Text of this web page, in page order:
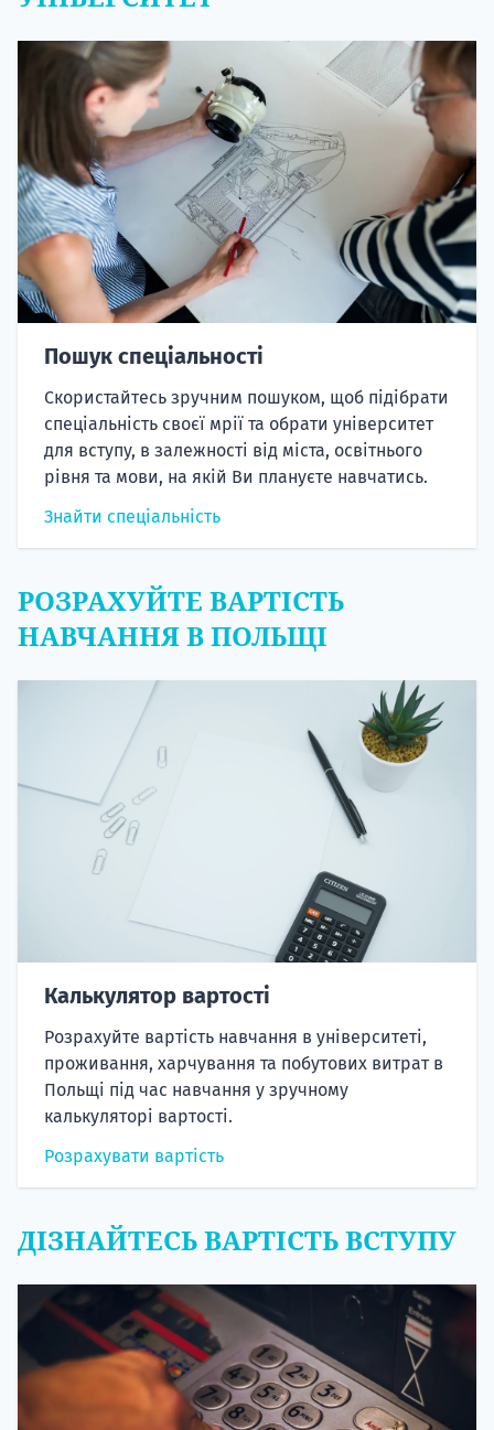
Пошук спеціальності
Скористайтесь зручним пошуком, щоб підібрати
спеціальність своєї мрії та обрати університет
для вступу, в залежності від міста, освітнього
рівня та мови, на якій Ви плануєте навчатись.
Знайти спеціальність
РОЗРАХУЙТЕ ВАРТІСТЬ
НАВЧАННЯ В ПОЛЬЩІ
Калькулятор вартості
Розрахуйте вартість навчання в університеті,
проживання, харчування та побутових витрат в
Польщі під час навчання у зручному
калькуляторі вартості.
Розрахувати вартість
ДІЗНАЙТЕСЬ ВАРТІСТЬ ВСТУПУ